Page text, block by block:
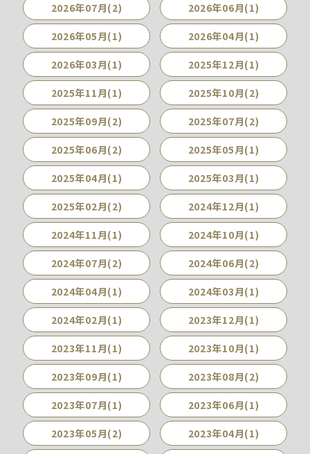
2026年07月(2) 2026年06月(1)
2026年05月(1) 2026年04月(1)
2026年03月(1) 2025年12月(1)
2025年11月(1) 2025年10月(2)
2025年09月(2) 2025年07月(2)
2025年06月(2) 2025年05月(1)
2025年04月(1) 2025年03月(1)
2025年02月(2) 2024年12月(1)
2024年11月(1) 2024年10月(1)
2024年07月(2) 2024年06月(2)
2024年04月(1) 2024年03月(1)
2024年02月(1) 2023年12月(1)
2023年11月(1) 2023年10月(1)
2023年09月(1) 2023年08月(2)
2023年07月(1) 2023年06月(1)
2023年05月(2) 2023年04月(1)